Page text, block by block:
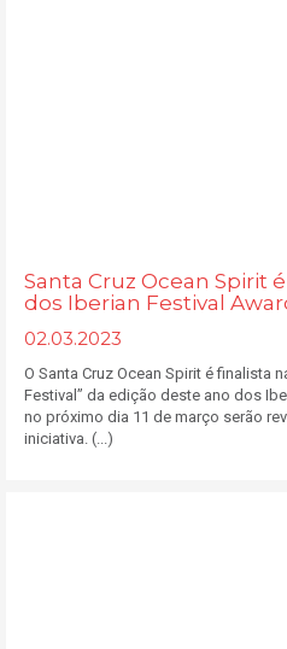
Santa Cruz Ocean Spirit
dos Iberian Festival
02.03.2023
O Santa Cruz Ocean Spirit é finalista
Festival” da edição deste ano dos
no próximo dia 11 de março serão
iniciativa. (...)